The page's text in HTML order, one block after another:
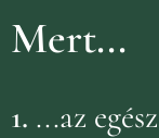
Mert...
1. ...az